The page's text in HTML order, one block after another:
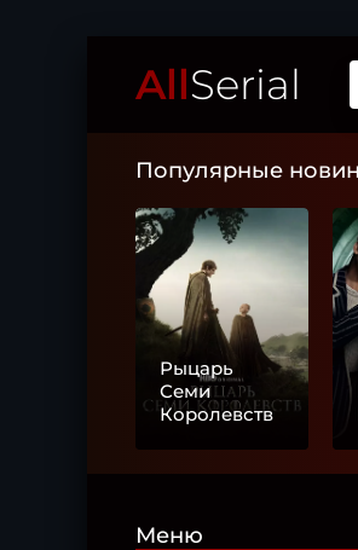
AllSerial
Популярные
Рыцарь
Семи
Королевств
Меню